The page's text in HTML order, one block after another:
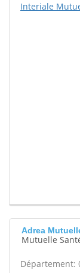
Interiale
Adrea
Mutuelle
Département: